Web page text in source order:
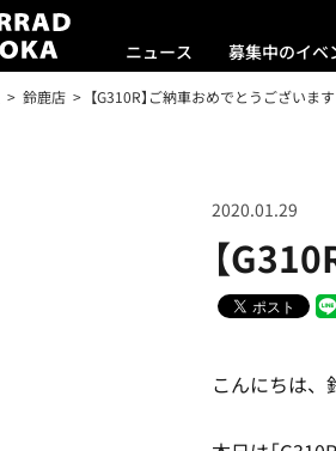
ニュース 募集中のイベ
鈴鹿店 【G310R】ご納車おめでとうございます
【
2020.01.29
こんにちは